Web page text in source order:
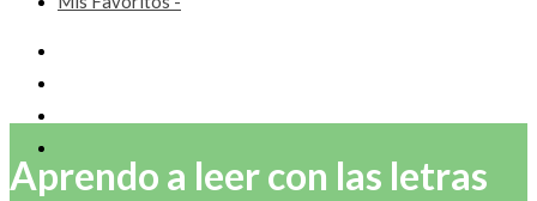
Aprendo a leer con las letras